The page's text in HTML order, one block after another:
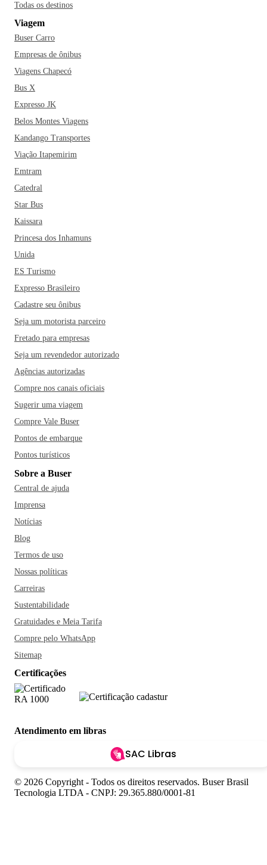
Todas os destinos
Viagem
Buser Carro
Empresas de ônibus
Viagens Chapecó
Bus X
Expresso JK
Belos Montes Viagens
Kandango Transportes
Viação Itapemirim
Emtram
Catedral
Star Bus
Kaissara
Princesa dos Inhamuns
Unida
ES Turismo
Expresso Brasileiro
Cadastre seu ônibus
Seja um motorista parceiro
Fretado para empresas
Seja um revendedor autorizado
Agências autorizadas
Compre nos canais oficiais
Sugerir uma viagem
Compre Vale Buser
Pontos de embarque
Pontos turísticos
Sobre a Buser
Central de ajuda
Imprensa
Notícias
Blog
Termos de uso
Nossas políticas
Carreiras
Sustentabilidade
Gratuidades e Meia Tarifa
Compre pelo WhatsApp
Sitemap
Certificações
Atendimento em libras
SAC Libras
© 2026 Copyright - Todos os direitos reservados. Buser Brasil
Tecnologia LTDA - CNPJ: 29.365.880/0001-81